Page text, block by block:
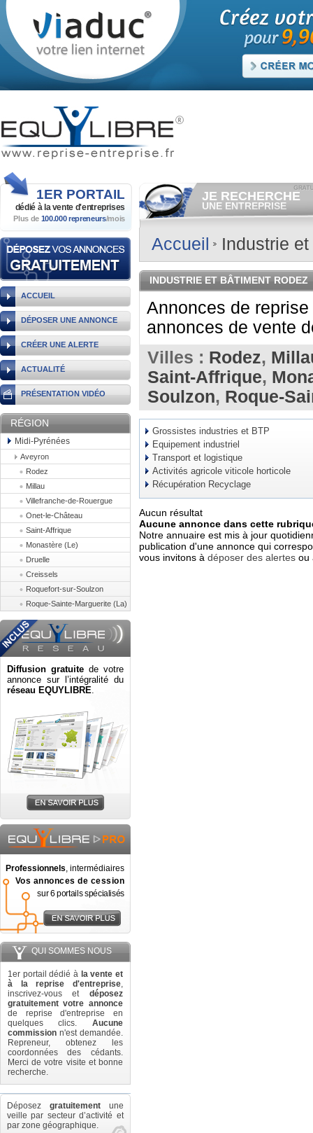
1ER PORTAIL
dédié à la vente d'entreprises
Plus de 100.000 repreneurs/mois
ACCUEIL
DÉPOSER UNE ANNONCE
CRÉER UNE ALERTE
ACTUALITÉ
PRÉSENTATION VIDÉO
RÉGION
Midi-Pyrénées
Aveyron
Rodez
Millau
Villefranche-de-Rouergue
Onet-le-Château
Saint-Affrique
Monastère (Le)
Druelle
Creissels
Roquefort-sur-Soulzon
Roque-Sainte-Marguerite (La)
Diffusion gratuite de votre
annonce sur l’intégralité du
réseau EQUYLIBRE.
Professionnels, intermédiaires
Vos annonces de cession
sur 6 portails spécialisés
QUI SOMMES NOUS
1er portail dédié à la vente et
à la reprise d'entreprise,
inscrivez-vous et déposez
gratuitement votre annonce
de reprise d'entreprise en
quelques clics. Aucune
commission n'est demandée.
Repreneur, obtenez les
coordonnées des cédants.
Merci de votre visite et bonne
recherche.
Déposez gratuitement une
veille par secteur d’activité et
par zone géographique.
JE RECHERCHE
UNE ENTREPRISE
Consulter gratuitementles
vendre.
Et/ou déposergratuitement
RECHERCHER UNE
ANNONCE
Accueil Industrie
INDUSTRIE ET BÂTIMENT RODEZ
Annonces de
annonces de vente
Villes : Rodez,
Saint-Affrique,
Soulzon, Roque-
Grossistes industries et BTP
Equipement industriel
Transport et logistique
Activités agricole viticole horticole
Récupération Recyclage
Aucun résultat
Aucune annonce dans cette
Notre annuaire est mis à jour
publication d'une annonce qui
vous invitons à déposer des alertes ou